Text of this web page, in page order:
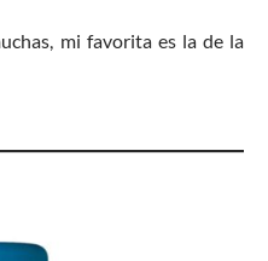
mi favorita es la de la